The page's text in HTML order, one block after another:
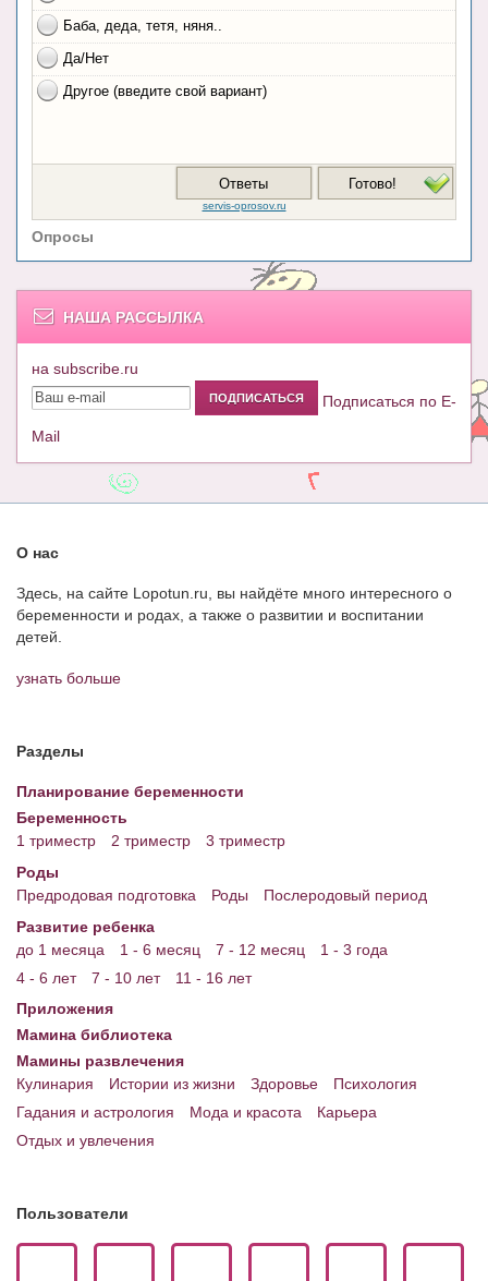
Опросы
НАША РАССЫЛКА
на subscribe.ru
Подписаться по E-
Mail
О нас
Здесь, на сайте Lopotun.ru, вы найдёте много интересного о
беременности и родах, а также о развитии и воспитании
детей.
узнать больше
Разделы
Планирование беременности
Беременность
1 триместр
2 триместр
3 триместр
Роды
Предродовая подготовка
Роды
Послеродовый период
Развитие ребенка
до 1 месяца
1 - 6 месяц 7 - 12 месяц
1 - 3 года
4 - 6 лет
7 - 10 лет
11 - 16 лет
Приложения
Мамина библиотека
Мамины развлечения
Кулинария
Истории из жизни Здоровье
Психология
Гадания и астрология
Мода и красота
Карьера
Отдых и увлечения
Пользователи